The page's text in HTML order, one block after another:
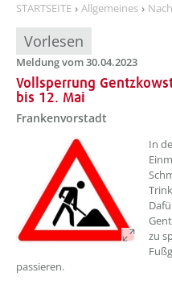
STARTSEITE Allgemeines
Vorlesen
Meldung vom 30.04.2023
Vollsperrung
bis 12. Mai
Frankenvorstadt
In
zu
passieren.